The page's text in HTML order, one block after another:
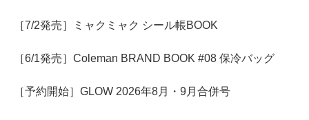
［7/2発売］ミャクミャク シール帳BOOK
［6/1発売］Coleman BRAND BOOK #08 保冷バッグ
［予約開始］GLOW 2026年8月・9月合併号